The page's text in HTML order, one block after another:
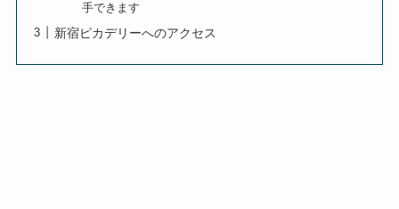
手できます
新宿ピカデリーへのアクセス